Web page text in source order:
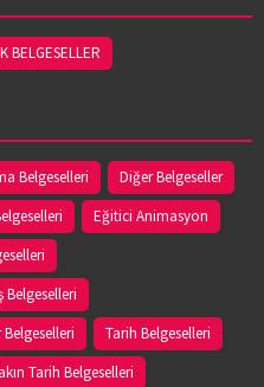
BELGESELLER
Belgeselleri
Diğer Belgeseller
Eğitici Animasyon
Belgeselleri
Belgeselleri
Tarih Belgeselleri
Tarih Belgeselleri